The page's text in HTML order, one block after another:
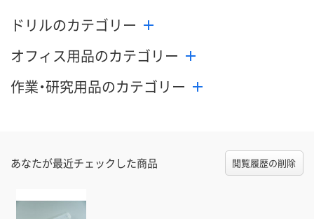
ドリルのカテゴリー
オフィス用品のカテゴリー
作業・研究用品のカテゴリー
あなたが最近チェックした商品 閲覧履歴の削除